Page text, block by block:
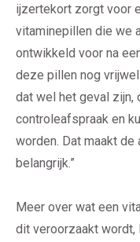
ijzertekort zorgt voor
vitaminepillen die we
ontwikkeld voor na
deze pillen nog
dat wel het geval zijn,
controleafspraak en
worden. Dat maakt
belangrijk.”
Meer over wat een
dit veroorzaakt